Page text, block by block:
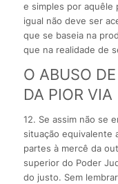
e simples por aquêle
igual não deve ser
que se baseia na
que na realidade de
O ABUSO
DA PIOR VIA
12. Se assim não se
situação equivalente
partes à mercê da
superior do Poder
do justo. Sem